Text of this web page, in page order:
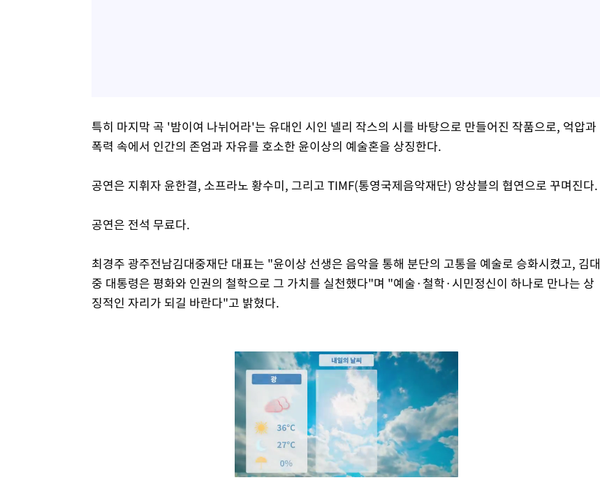
특히 마지막 곡 '밤이여 나뉘어라'는 유대인 시인 넬리 작스의 시를 바탕으로 만들어진 작품으로, 억압과
폭력 속에서 인간의 존엄과 자유를 호소한 윤이상의 예술혼을 상징한다.
공연은 지휘자 윤한결, 소프라노 황수미, 그리고 TIMF(통영국제음악재단) 앙상블의 협연으로 꾸며진다.
공연은 전석 무료다.
최경주 광주전남김대중재단 대표는 "윤이상 선생은 음악을 통해 분단의 고통을 예술로 승화시켰고, 김대
중 대통령은 평화와 인권의 철학으로 그 가치를 실천했다"며 "예술·철학·시민정신이 하나로 만나는 상
징적인 자리가 되길 바란다"고 밝혔다.